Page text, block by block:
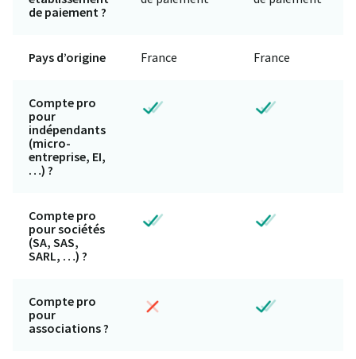
de paiement ?
Pays d’origine France France
Compte pro
pour
indépendants
(micro-
entreprise, EI,
…) ?
Compte pro
pour sociétés
(SA, SAS,
SARL, …) ?
Compte pro
pour
associations ?